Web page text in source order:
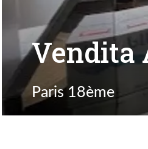
Vendita
Paris 18ème